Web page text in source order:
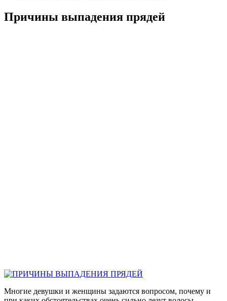
Причины выпадения прядей
Многие девушки и женщины задаются вопросом, почему и